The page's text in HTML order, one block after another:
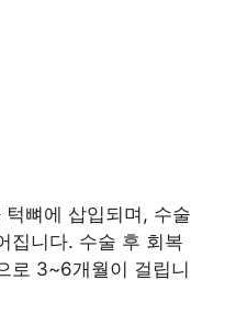
뼈에 삽입되며, 수술
집니다. 수술 후 회복
로 3~6개월이 걸립니